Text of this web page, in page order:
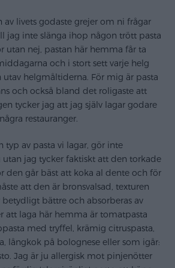
av livets godaste grejer om ni frågar
jag inte slänga ihop någon trött pasta
utan nej, pastan här hemma får ta
och i stort sett varje helg
utav helgmåltiderna. För mig är pasta
och också bland det roligaste att
tycker jag att jag själv lagar godare
restauranger.
typ av pasta vi lagar, gör inte
jag tycker faktiskt att den torkade
den går bäst att koka al dente och för
att den är bronsvalsad, texturen
betydligt bättre och absorberas av
att laga här hemma är tomatpasta
med tryffel, krämig citruspasta,
långkok på bolognese eller som igår:
Jag är ju allergisk mot pinjenötter